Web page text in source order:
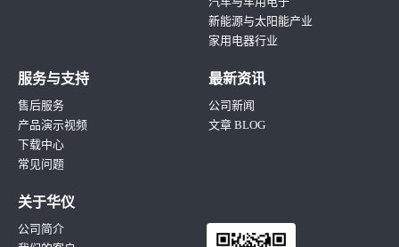
新能源与太阳能产业
家用电器行业
服务与支持
售后服务
产品演示视频
下载中心
常见问题
最新资讯
公司新闻
文章 BLOG
关于华仪
公司简介